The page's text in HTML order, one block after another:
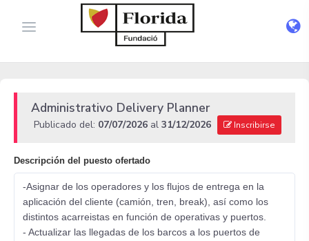
Administrativo Delivery Planner
Publicado del: 07/07/2026 al 31/12/2026 Inscribirse
Descripción del puesto ofertado
-Asignar de los operadores y los flujos de entrega en la
aplicación del cliente (camión, tren, break), así como los
distintos acarreistas en función de operativas y puertos.
- Actualizar las llegadas de los barcos a los puertos de